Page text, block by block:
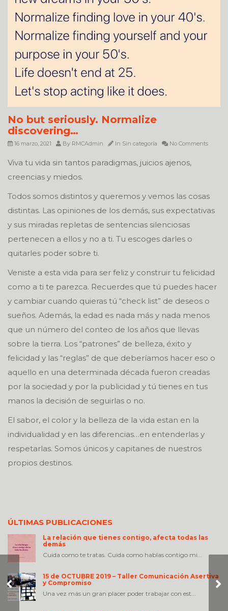
No but seriously. Normalize
discovering…
16 marzo, 2021 By RMCAdmin In Sin categoría No Comments
Viva tu vida sin tantos paradigmas, juicios ajenos,
creencias y miedos.
Todos somos distintos y queremos y vemos las cosas
distintas. Las opiniones de los demás, sus expectativas
y sus miradas repletas de sentencias silenciosas
pertenecen a ellos y no a ti. Tu escoges darles o
quitarles poder sobre ti.
Veniste a esta vida para ser feliz y construir tu felicidad
como a ti te parezca. Recuerdes que tú puedes hacer
y cambiar cuando quieras tú “check list” de deseos o
sueños. Además, la edad es nada más y nada menos
que un número del conteo de los años que llevas
sobre la tierra. Los “patrones” de belleza, éxito y
felicidad y las “reglas” de que deberíamos hacer eso o
aquello en una determinada década fueron creadas
por la sociedad y por la publicidad y tú tienes en tus
manos la decisión de seguirlas o no.
El sabor, el color y la belleza de la vida estan en la
individualidad y en las diferencias…en entenderlas y
respetarlas. Somos únicos y capitanes de nuestros
propios destinos.
ÚLTIMAS PUBLICACIONES
La relación que tienes contigo, afecta todas las
demás
Cuida como te tratas. Cuida como hablas contigo mi...
15 de OCTUBRE 2019 – Taller Comunicación Asertiva
y Compromiso
Una vez más un gran placer poder trabajar con est...
Empatia